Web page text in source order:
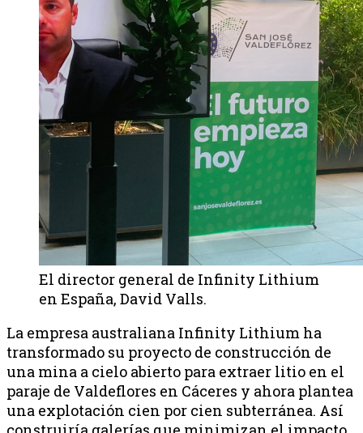
El director general de Infinity Lithium
en España, David Valls.
La empresa australiana Infinity Lithium ha
transformado su proyecto de construcción de
una mina a cielo abierto para extraer litio en el
paraje de Valdeflores en Cáceres y ahora plantea
una explotación cien por cien subterránea. Así